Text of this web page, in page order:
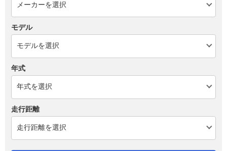
モデル
年式
走行距離